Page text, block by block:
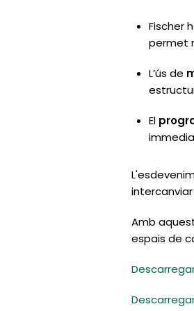
Fischer
permet
L’ús de
El
Amb
espais de